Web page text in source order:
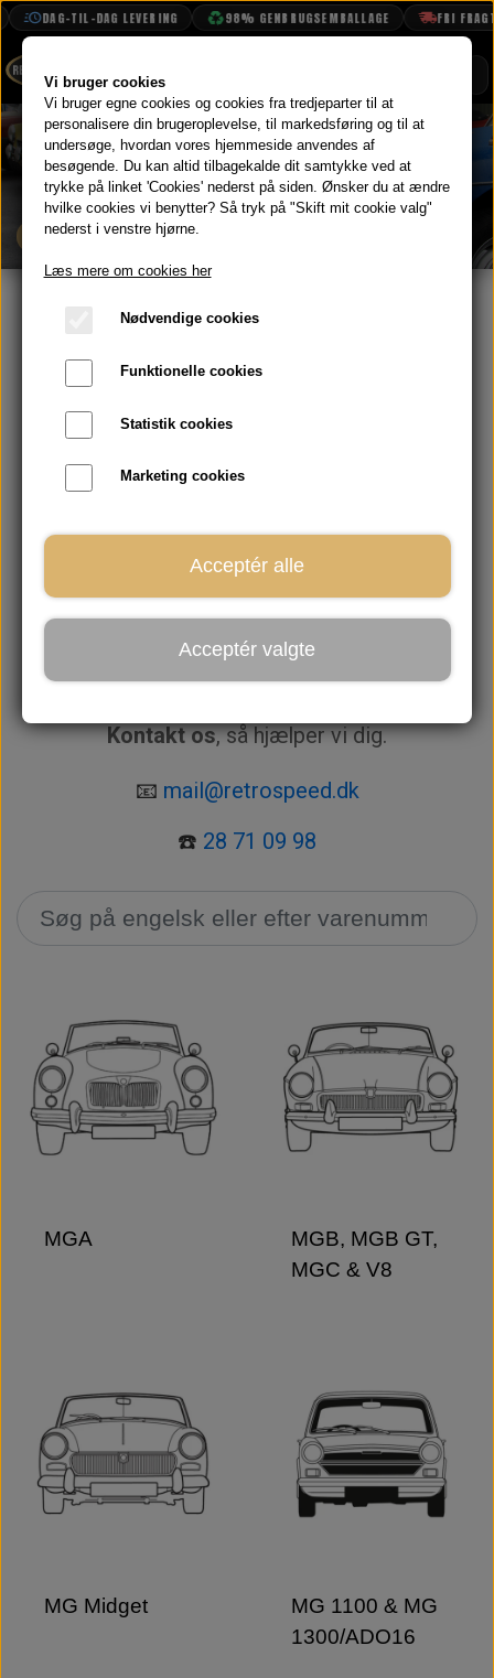
DAG-TIL-DAG LEVERING 98% GENBRUGSEMBALLAGE FRI FRAGT
BOOK TID
PROJEKTER
TEKNISK DATA
OM OS
VANDPOLERING
MG
GÅ TILBAGE
DENNE SIDE ER UNDER
OPBYGNING
på engelsk og endnu ikke fordelt i
nedenstående vejledning:
🔍 Søg efter varenummer i søgefeltet.
🔎 Søg efter varen på engelsk i søgefeltet.
Kontakt os, så hjælper vi dig.
📧 mail@retrospeed.dk
☎️ 28 71 09 98
MGA
MGB, MGB GT,
MGC & V8
MG Midget
MG 1100 & MG
1300/ADO16
Vi bruger cookies
Vi bruger egne cookies og cookies fra tredjeparter til at
personalisere din brugeroplevelse, til markedsføring og til at
undersøge, hvordan vores hjemmeside anvendes af
besøgende. Du kan altid tilbagekalde dit samtykke ved at
trykke på linket 'Cookies' nederst på siden. Ønsker du at ændre
hvilke cookies vi benytter? Så tryk på "Skift mit cookie valg"
nederst i venstre hjørne.
Læs mere om cookies her
Nødvendige cookies
Funktionelle cookies
Statistik cookies
Marketing cookies
Acceptér alle
Acceptér valgte